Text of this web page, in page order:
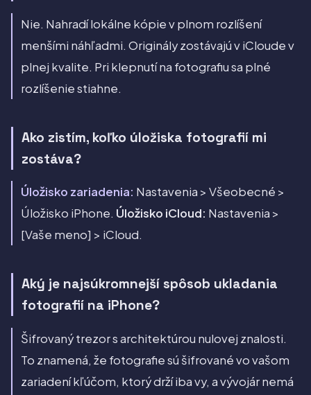
Nie. Nahradí lokálne kópie v plnom rozlíšení
menšími náhľadmi. Originály zostávajú v iCloude v
plnej kvalite. Pri klepnutí na fotografiu sa plné
rozlíšenie stiahne.
Ako zistím, koľko úložiska fotografií mi
zostáva?
Úložisko zariadenia: Nastavenia > Všeobecné >
Úložisko iPhone. Úložisko iCloud: Nastavenia >
[Vaše meno] > iCloud.
Aký je najsúkromnejší spôsob ukladania
fotografií na iPhone?
Šifrovaný trezor s architektúrou nulovej znalosti.
To znamená, že fotografie sú šifrované vo vašom
zariadení kľúčom, ktorý drží iba vy, a vývojár nemá